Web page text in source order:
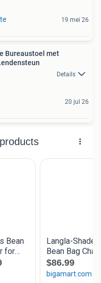
19 mei 26
Bureaustoel met
Details
20 jul 26